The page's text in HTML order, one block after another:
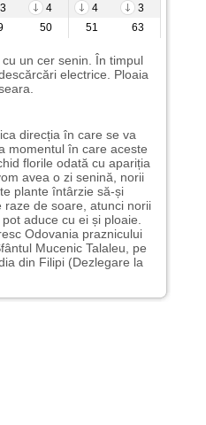
3 4 4
3
50 51 63
un cer senin. În timpul
electrice. Ploaia
direcția în care se va
momentul în care aceste
florile odată cu apariția
avea o zi senină, norii
plante întârzie să-și
de soare, atunci norii
aduce cu ei și ploaie.
Odovania praznicului
Mucenic Talaleu, pe
din Filipi (Dezlegare la